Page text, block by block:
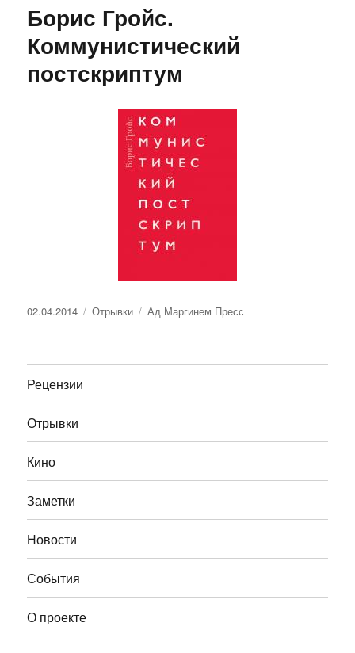
Борис Гройс.
Коммунистический
постскриптум
Опубликовано
02.04.2014 Рубрики
Отрывки Метки
Ад Маргинем Пресс
Рецензии
Отрывки
Кино
Заметки
Новости
События
О проекте